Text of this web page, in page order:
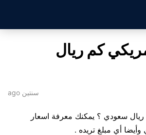
أمريكي كم ريال
سنتين ago
ريال سعودي ؟ يمكنك معرفة اسعار
أي مبلغ تريده .